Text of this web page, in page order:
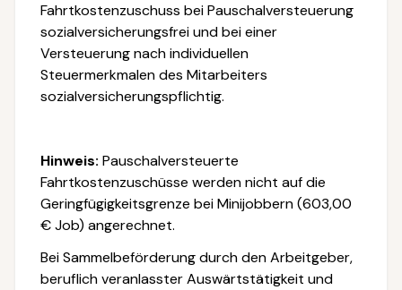
Fahrtkostenzuschuss bei Pauschalversteuerung
sozialversicherungsfrei und bei einer
Versteuerung nach individuellen
Steuermerkmalen des Mitarbeiters
sozialversicherungspflichtig.
Hinweis: Pauschalversteuerte
Fahrtkostenzuschüsse werden nicht auf die
Geringfügigkeitsgrenze bei Minijobbern (603,00
€ Job) angerechnet.
Bei Sammelbeförderung durch den Arbeitgeber,
beruflich veranlasster Auswärtstätigkeit und